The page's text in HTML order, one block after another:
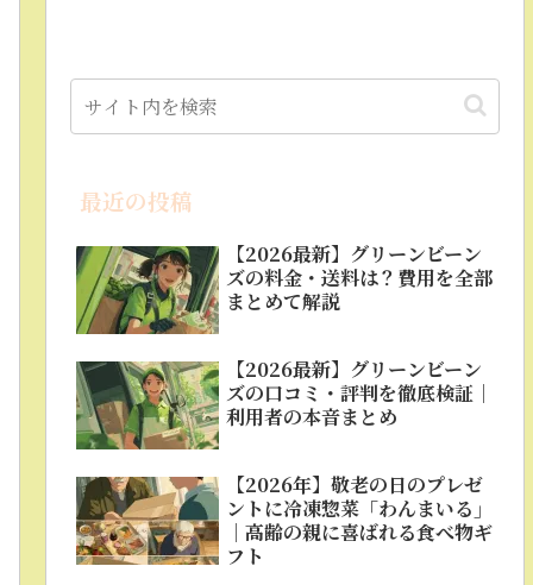
最近の投稿
【2026最新】グリーンビーン
ズの料金・送料は？費用を全部
まとめて解説
【2026最新】グリーンビーン
ズの口コミ・評判を徹底検証｜
利用者の本音まとめ
【2026年】敬老の日のプレゼ
ントに冷凍惣菜「わんまいる」
｜高齢の親に喜ばれる食べ物ギ
フト